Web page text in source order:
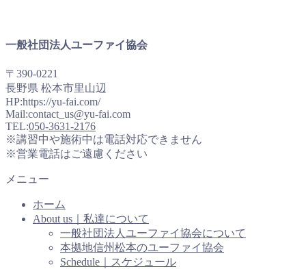
一般社団法人ユーファイ協会
〒390-0221
長野県 松本市里山辺
HP:https://yu-fai.com/
Mail:contact_us@yu-fai.com
TEL:050-3631-2176
※講習中や施術中は電話対応できません
※営業電話はご遠慮ください
メニュー
ホーム
About us｜私達について
一般社団法人ユーファイ協会について
本拠地信州松本のユーファイ協会
Schedule｜スケジュール